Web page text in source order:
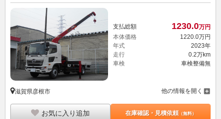
支払総額 1230.0万円
本体価格
1220. 0万円
年式
2023年
走行
0.2万km
車検
車検整備無
滋賀県彦根市 他の情報を開く
お気に入り追加 在庫確認・見積依頼（無料）